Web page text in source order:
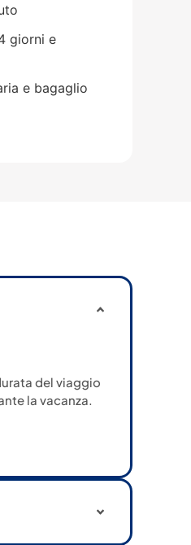
giorni e
e bagaglio
del viaggio
la vacanza.